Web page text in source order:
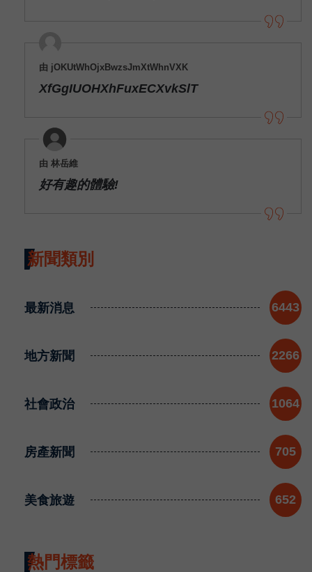
由 jOKUtWhOjxBwzsJmXtWhnVXK
XfGgIUOHXhFuxECXvkSlT
由 林岳維
好有趣的體驗!
新聞類別
最新消息 6443
地方新聞 2266
社會政治 1064
房產新聞 705
美食旅遊 652
熱門標籤